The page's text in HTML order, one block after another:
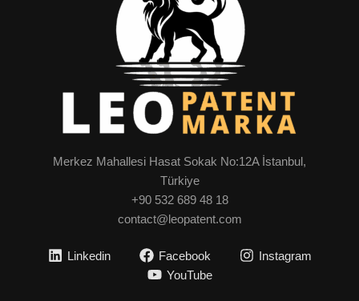
Merkez Mahallesi Hasat Sokak No:12A İstanbul,
Türkiye
+90 532 689 48 18
contact@leopatent.com
Linkedin Facebook
Instagram
YouTube